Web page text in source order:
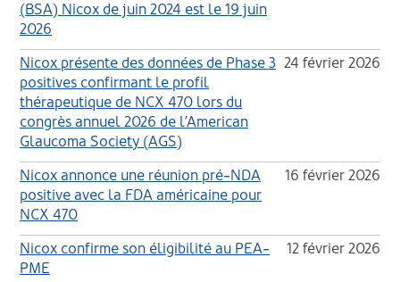
(BSA) Nicox de juin 2024 est le 19 juin
2026
Nicox présente des données de Phase 3
positives confirmant le profil
thérapeutique de NCX 470 lors du
congrès annuel 2026 de l’American
Glaucoma Society (AGS)
24 février 2026
Nicox annonce une réunion pré-NDA
positive avec la FDA américaine pour
NCX 470
16 février 2026
Nicox confirme son éligibilité au PEA-
PME
12 février 2026